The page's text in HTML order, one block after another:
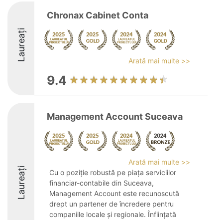
Laureați
Chronax Cabinet Conta
Arată mai multe >>
9.4
Laureați
Management Account Suceava
Arată mai multe >>
Cu o poziție robustă pe piața serviciilor
financiar-contabile din Suceava,
Management Account este recunoscută
drept un partener de încredere pentru
companiile locale și regionale. Înființată